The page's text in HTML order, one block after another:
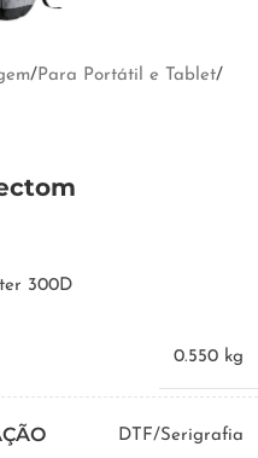
/Para Portátil e Tablet/
300D
0.550 kg
DTF/Serigrafia